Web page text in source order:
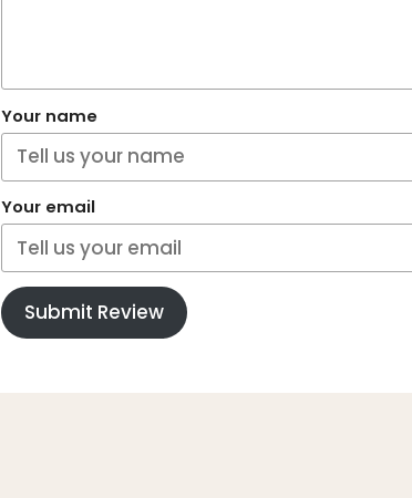
Your name
Your email
Submit Review